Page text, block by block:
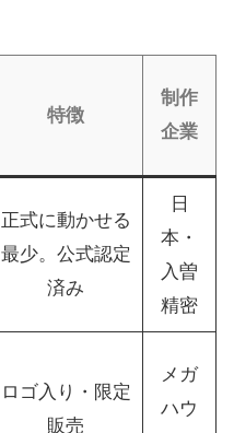
特徴
制作
企業
正式に動かせる
最少。公式認定
済み
日
本・
入曽
精密
ロゴ入り・限定
販売
メガ
ハウ